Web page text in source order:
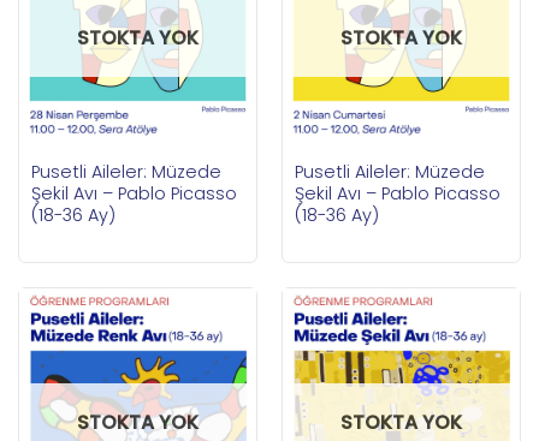
STOKTA YOK
Pusetli Aileler: Müzede
Şekil Avı – Pablo Picasso
(18-36 Ay)
STOKTA YOK
Pusetli Aileler: Müzede
Şekil Avı – Pablo Picasso
(18-36 Ay)
STOKTA YOK STOKTA YOK